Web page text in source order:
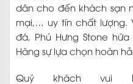
dân cho đến khách sạn
mại,… uy tín chất lượng.
đá, Phú Hưng Stone
Hàng sự lựa chọn hoàn
Quý khách vui